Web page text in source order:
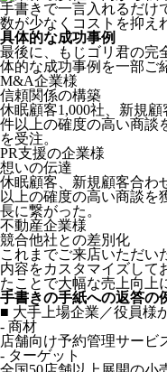
手書きで一言入れるだけ
数が少なくコストを抑え
具体的な成功事例
最後に、もじゴリ君の完
体的な成功事例を一部ご
M&A企業様
信頼関係の構築
休眠顧客1,000社、新規
件以上の確度の高い商談
を受注。
PR支援の企業様
想いの伝達
休眠顧客、新規顧客合わ
以上の確度の高い商談を
長に繋がった。
不動産企業様
競合他社との差別化
これまでご来店いただい
内容をカスタマイズして
たことで大幅な売上向上
手書きの手紙への返答の
■ 大手上場企業／役員様
- 商材
店舗向け予約管理サービ
- ターゲット